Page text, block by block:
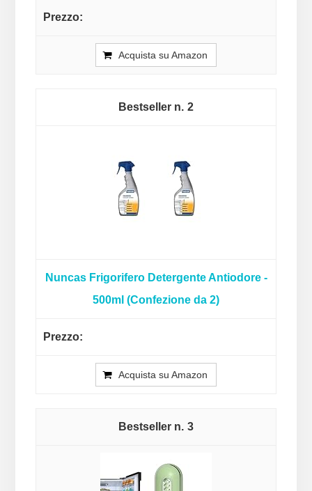
Acquista su Amazon
2
Nuncas Frigorifero Detergente Antiodore -
500ml (Confezione da 2)
Acquista su Amazon
3